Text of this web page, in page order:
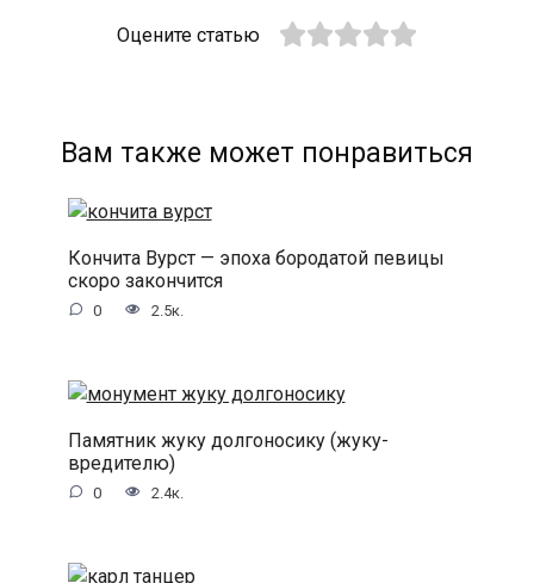
Оцените статью
Вам также может понравиться
Кончита Вурст — эпоха бородатой певицы
скоро закончится
0 2.5к.
Памятник жуку долгоносику (жуку-
вредителю)
0 2.4к.